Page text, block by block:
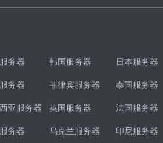
务器 韩国服务器 日本服务器
务器 菲律宾服务器 泰国服务器
亚服务器 英国服务器 法国服务器
务器 乌克兰服务器 印尼服务器